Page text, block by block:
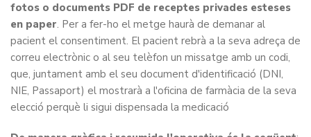
fotos o documents PDF de receptes privades esteses
en paper. Per a fer-ho el metge haurà de demanar al
pacient el consentiment. El pacient rebrà a la seva adreça de
correu electrònic o al seu telèfon un missatge amb un codi,
que, juntament amb el seu document d'identificació (DNI,
NIE, Passaport) el mostrarà a l'oficina de farmàcia de la seva
elecció perquè li sigui dispensada la medicació